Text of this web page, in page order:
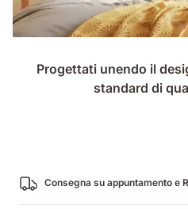
Progettati unendo il
standard di
Consegna su appuntamento e